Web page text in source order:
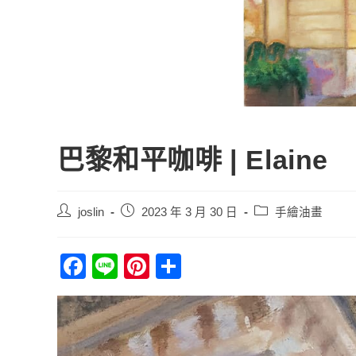
巴黎和平咖啡 | Elaine
Post joslin
Post 2023 年 3 月 30 日
Post手繪油畫
F
a
c
e
Li
n
e
Pi
nt
er
e
享